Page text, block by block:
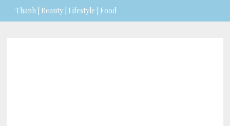
Thanh | Beauty | Lifestyle | Food